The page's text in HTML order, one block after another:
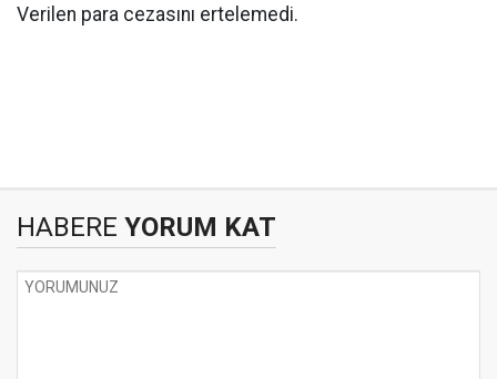
Verilen para cezasını ertelemedi.
HABERE YORUM KAT